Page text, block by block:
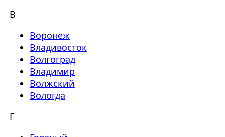
В
Воронеж
Владивосток
Волгоград
Владимир
Волжский
Вологда
Г